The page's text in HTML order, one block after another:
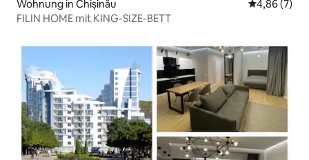
Wohnung in Chișinău
4,86 (7)
FILIN HOME mit KING-SIZE-BETT